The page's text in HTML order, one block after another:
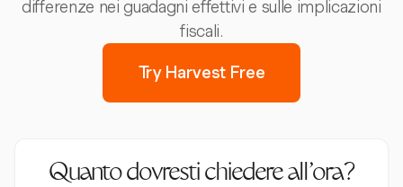
differenze nei guadagni effettivi e sulle implicazioni
fiscali.
Try Harvest Free
Quanto dovresti chiedere all’ora?